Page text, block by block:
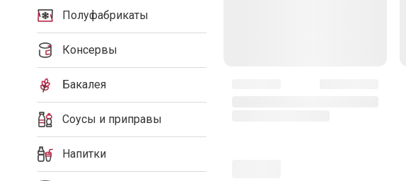
Полуфабрикаты
Консервы
Бакалея
Соусы и приправы
Напитки